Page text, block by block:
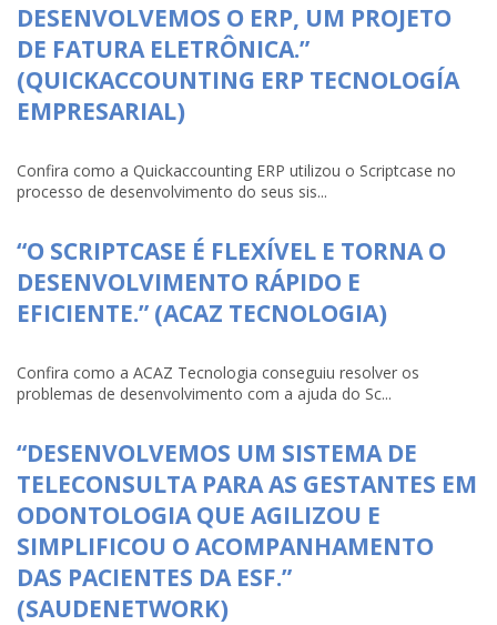
DESENVOLVEMOS O ERP, UM PROJETO
DE FATURA ELETRÔNICA.”
(QUICKACCOUNTING ERP TECNOLOGÍA
EMPRESARIAL)
Confira como a Quickaccounting ERP utilizou o Scriptcase no
processo de desenvolvimento do seus sis...
“O SCRIPTCASE É FLEXÍVEL E TORNA O
DESENVOLVIMENTO RÁPIDO E
EFICIENTE.” (ACAZ TECNOLOGIA)
Confira como a ACAZ Tecnologia conseguiu resolver os
problemas de desenvolvimento com a ajuda do Sc...
“DESENVOLVEMOS UM SISTEMA DE
TELECONSULTA PARA AS GESTANTES EM
ODONTOLOGIA QUE AGILIZOU E
SIMPLIFICOU O ACOMPANHAMENTO
DAS PACIENTES DA ESF.”
(SAUDENETWORK)